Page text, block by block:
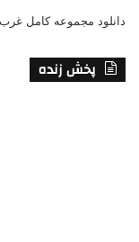
دانلود مجموعه کامل
پخش زنده